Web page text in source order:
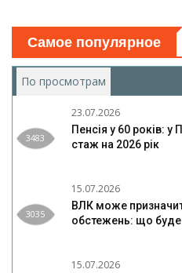
Самое популярное
По просмотрам
3483
23.07.2026
Пенсія у 60 років:
стаж на 2026 рік
3035
15.07.2026
ВЛК може
обстежень: що буде
15.07.2026